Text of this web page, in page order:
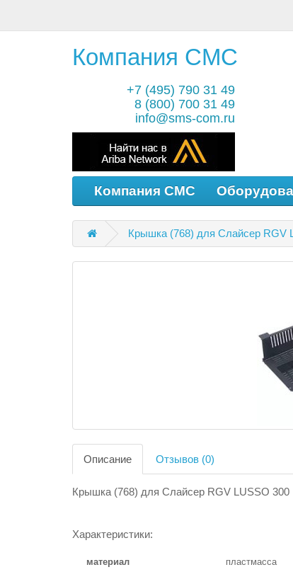
Компания СМС
+7 (495) 790 31 49
8 (800) 700 31 49
info@sms-com.ru
Компания СМС
Крышка (768) для Слайсер RGV
Описание Отзывов (0)
Крышка (768) для Слайсер RGV LUSSO 300
Характеристики:
материал пластмасса